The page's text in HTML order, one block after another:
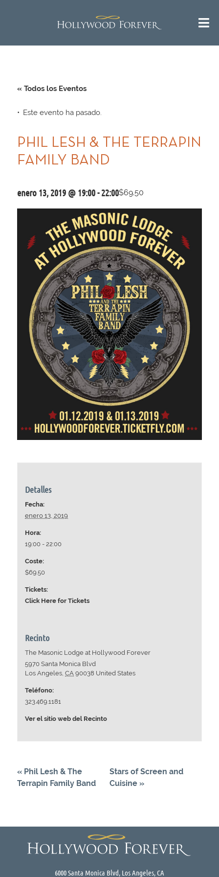
« Todos los Eventos
Este evento ha pasado.
PHIL LESH & THE TERRAPIN
FAMILY BAND
enero 13, 2019 @ 19:00-22:00$69.50
Detalles
Fecha:
enero 13, 2019
Hora:
19:00 - 22:00
Coste:
$69.50
Tickets:
Click Here for Tickets
Recinto
The Masonic Lodge at Hollywood Forever
5970 Santa Monica Blvd
Los Angeles CA 90038 United States
Teléfono:
323.469.1181
Ver el sitio web del Recinto
« Phil Lesh & The
Terrapin Family Band
Stars of Screen and
Cuisine »
6000 Santa Monica Blvd, Los Angeles, CA